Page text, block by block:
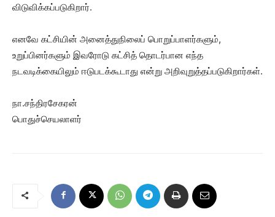
விடுவிக்கப்படுகிறார்.
எனவே கட்சியின் அனைத்துநிலைப் பொறுப்பாளர்களும்,
உறுப்பினர்களும் இவரோடு கட்சித் தொடர்பான எந்த
நடவடிக்கையிலும் ஈடுபடக்கூடாது என்று அறிவுறுத்தப்படுகிறார்கள்.
நா.சந்திரசேகரன்
பொதுச்செயலாளர்